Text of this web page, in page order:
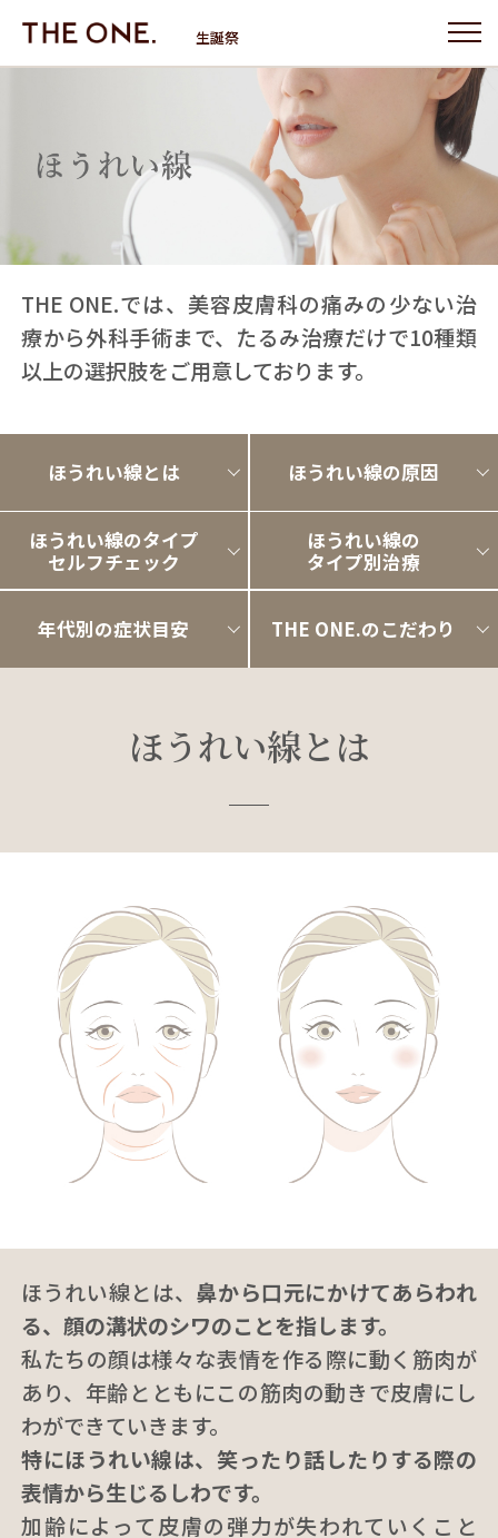
生誕祭
THE ONE.では、美容皮膚科の痛みの少ない治
療から外科手術まで、たるみ治療だけで10種類
以上の選択肢をご用意しております。
ほうれい線とは ほうれい線の原因
ほうれい線のタイプ
セルフチェック
ほうれい線の
タイプ別治療
年代別の症状目安 THE ONE.のこだわり
ほうれい線とは
ほうれい線とは、 鼻から口元にかけてあらわれ
る、顔の溝状のシワのことを指します。
私たちの顔は様々な表情を作る際に動く筋肉が
あり、年齢とともにこの筋肉の動きで皮膚にし
わができていきます。
特にほうれい線は、笑ったり話したりする際の
表情から生じるしわです。
加齢によって皮膚の弾力が失われていくこと